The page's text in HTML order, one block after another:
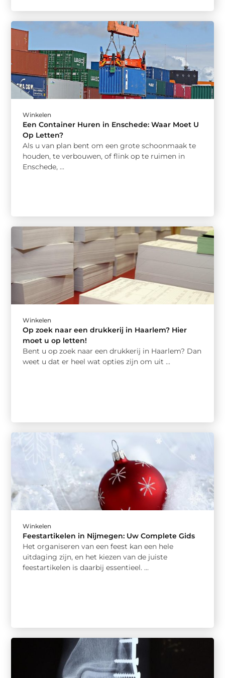
Winkelen
Een Container Huren in Enschede: Waar Moet U
Op Letten?
Als u van plan bent om een grote schoonmaak te
houden, te verbouwen, of flink op te ruimen in
Enschede, ...
Winkelen
Op zoek naar een drukkerij in Haarlem? Hier
moet u op letten!
Bent u op zoek naar een drukkerij in Haarlem? Dan
weet u dat er heel wat opties zijn om uit ...
Winkelen
Feestartikelen in Nijmegen: Uw Complete Gids
Het organiseren van een feest kan een hele
uitdaging zijn, en het kiezen van de juiste
feestartikelen is daarbij essentieel. ...